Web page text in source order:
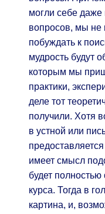
могли себе даже
вопросов, мы не
побуждать к
мудрость будут
которым мы
практики,
деле тот
получили. Хотя
в устной или
имеет смысл
будет
курса. Тогда в
картина, и,